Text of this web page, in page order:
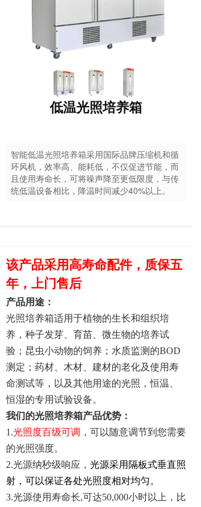
低温光照培养箱
智能低温光照培养箱采用国际品牌压缩机和循
环风机，效率高、能耗低，不仅促进节能，而
且使用寿命长，可将噪声降至更低限度，与传
统低温设备相比，降温时间减少40%以上。
该产品采用高寿命配件，质保五
年，上门售后
产品用途：
光照培养箱适用于植物的生长和组织培
养，种子发芽、育苗、微生物的培养试
验；昆虫小动物的饲养；水质监测的BOD
测定；药材、木材、建材的老化及使用寿
命测试等，以及其他用途的光照，恒温、
恒湿的专用试验设备。
我们的光照培养箱产品优势：
1.光照度百级可调 ，可以随意调节到您需要
的光照强度。
2.光源纳秒级响应， 光源采用隔板式垂直照
射，可以保证各处光照度相对均匀。
3.光源使用寿命长,可达50,000小时以上，比